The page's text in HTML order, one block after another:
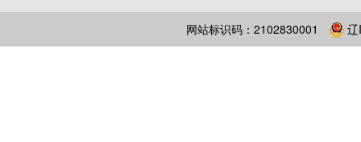
网站标识码：2102830001